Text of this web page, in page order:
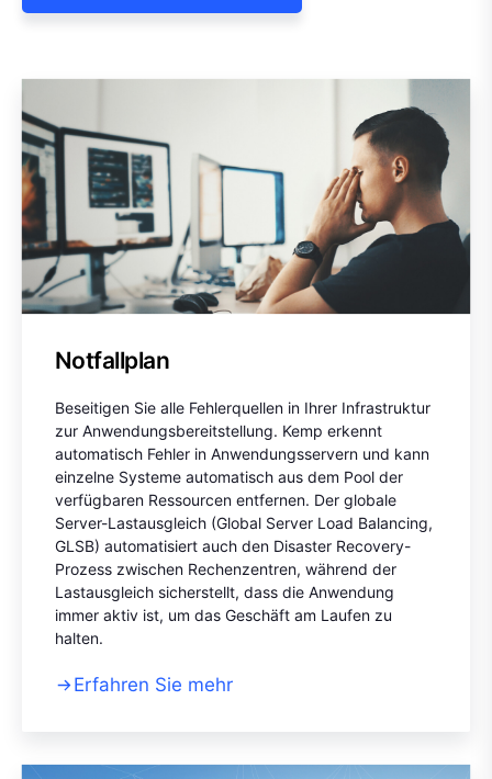
Notfallplan
Beseitigen Sie alle Fehlerquellen in Ihrer Infrastruktur
zur Anwendungsbereitstellung. Kemp erkennt
automatisch Fehler in Anwendungsservern und kann
einzelne Systeme automatisch aus dem Pool der
verfügbaren Ressourcen entfernen. Der globale
Server-Lastausgleich (Global Server Load Balancing,
GLSB) automatisiert auch den Disaster Recovery-
Prozess zwischen Rechenzentren, während der
Lastausgleich sicherstellt, dass die Anwendung
immer aktiv ist, um das Geschäft am Laufen zu
halten.
Erfahren Sie mehr